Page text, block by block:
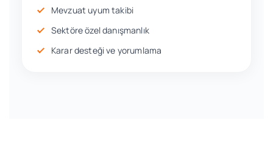
Mevzuat uyum takibi
Sektöre özel danışmanlık
Karar desteği ve yorumlama